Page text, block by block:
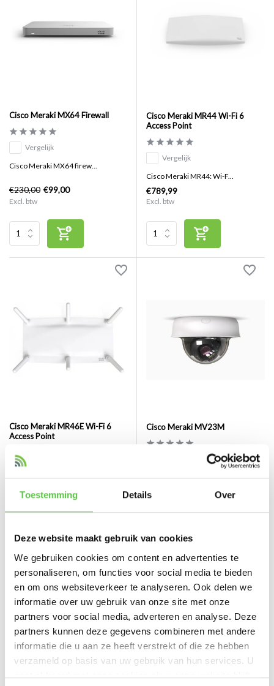
Toestemming Details Over
Deze website maakt gebruik van cookies
We gebruiken cookies om content en advertenties te
personaliseren, om functies voor social media te bieden
en om ons websiteverkeer te analyseren. Ook delen we
informatie over uw gebruik van onze site met onze
partners voor social media, adverteren en analyse. Deze
partners kunnen deze gegevens combineren met andere
informatie die u aan ze heeft verstrekt of die ze hebben
verzameld op basis van uw gebruik van hun services. U
gaat akkoord met onze cookies als u onze website blijft
Cisco Meraki MX64 Firewall
Vergelijk
Cisco Meraki MX64 firew...
€230,00 €99,00
Excl. btw
Cisco Meraki MR44 Wi-Fi 6
Access Point
Vergelijk
Cisco Meraki MR44: Wi-F...
€789,99
Excl. btw
Cisco Meraki MR46E Wi-Fi 6
Access Point
Vergelijk
€979,99
Excl. btw
Cisco Meraki MV23M
De Cisco Meraki MV23M i...
€1.139,99
Excl. btw